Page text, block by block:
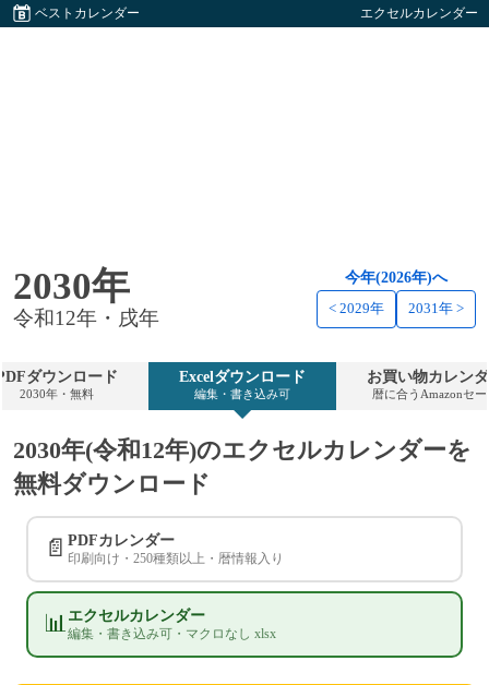
ベストカレンダー エクセルカレンダー
2030年
令和12年・戌年
今年(2026年)へ
< 2029年 2031年 >
ダウンロード
2030年・無料
Excelダウンロード
編集・書き込み可
お買い物カレン
暦に合うAmazonセー
2030年(令和12年)のエクセルカレンダーを
無料ダウンロード
📄 PDFカレンダー
印刷向け・250種類以上・暦情報入り
📊 エクセルカレンダー
編集・書き込み可・マクロなし xlsx